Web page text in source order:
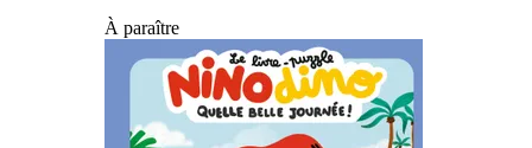
À paraître